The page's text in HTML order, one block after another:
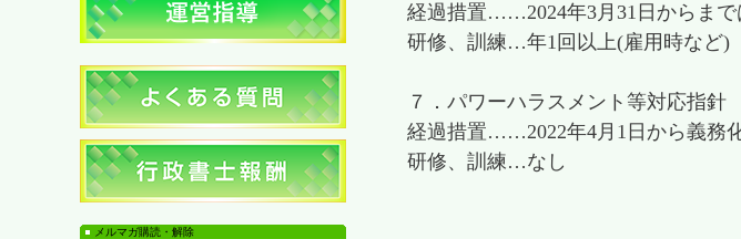
経過措置……2024年3月31日からまで
研修、訓練…年1回以上(雇用時など)
７．パワーハラスメント等対応指針
経過措置……2022年4月1日から義務
研修、訓練…なし
メルマガ購読・解除